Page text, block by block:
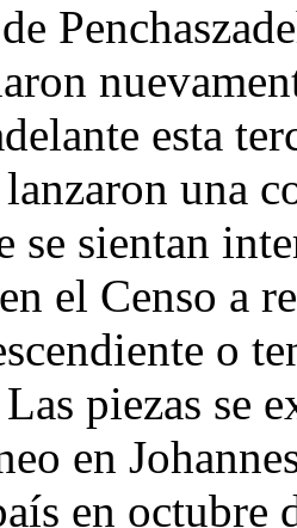
esta
lanzaron una
se sientan
el Censo a
o
piezas se
en
en octubre